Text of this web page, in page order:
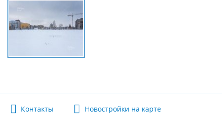
Контакты Новостройки на карте